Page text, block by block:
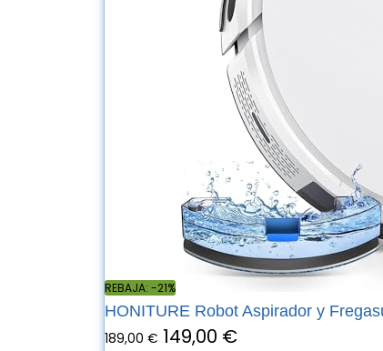
REBAJA: -21%
HONITURE Robot Aspirador y
189,00 € 149,00 €